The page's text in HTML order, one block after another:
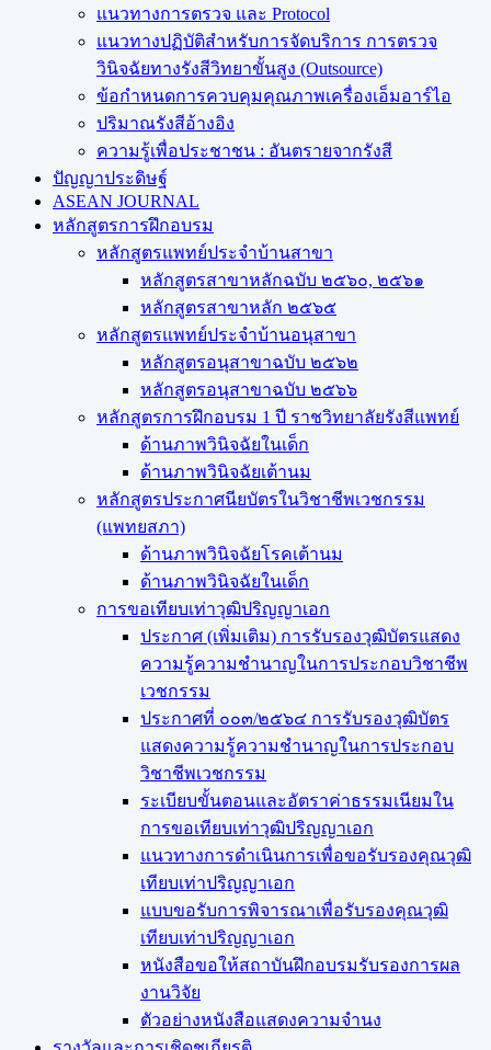
แนวทางการตรวจ และ Protocol
แนวทางปฏิบัติสำหรับการจัดบริการ การตรวจ
วินิจฉัยทางรังสีวิทยาขั้นสูง (Outsource)
ข้อกำหนดการควบคุมคุณภาพเครื่องเอ็มอาร์ไอ
ปริมาณรังสีอ้างอิง
ความรู้เพื่อประชาชน : อันตรายจากรังสี
ปัญญาประดิษฐ์
ASEAN JOURNAL
หลักสูตรการฝึกอบรม
หลักสูตรแพทย์ประจำบ้านสาขา
หลักสูตรสาขาหลักฉบับ ๒๕๖๐, ๒๕๖๑
หลักสูตรสาขาหลัก ๒๕๖๕
หลักสูตรแพทย์ประจำบ้านอนุสาขา
หลักสูตรอนุสาขาฉบับ ๒๕๖๒
หลักสูตรอนุสาขาฉบับ ๒๕๖๖
หลักสูตรการฝึกอบรม 1 ปี ราชวิทยาลัยรังสีแพทย์
ด้านภาพวินิจฉัยในเด็ก
ด้านภาพวินิจฉัยเต้านม
หลักสูตรประกาศนียบัตรในวิชาชีพเวชกรรม
(แพทยสภา)
ด้านภาพวินิจฉัยโรคเต้านม
ด้านภาพวินิจฉัยในเด็ก
การขอเทียบเท่า​วุฒิปริญญา​เอก
ประกาศ (เพิ่มเติม) การรับรองวุฒิบัตรแสดง
ความรู้ความชำนาญในการประกอบวิชาชีพ
เวชกรรม
ประกาศที่ ๐๐๓/๒๕๖๔ การรับรองวุฒิบัตร
แสดงความรู้ความชำนาญในการประกอบ
วิชาชีพเวชกรรม
ระเบียบขั้นตอนและอัตราค่าธรรมเนียมใน
การขอเทียบเท่าวุฒิปริญญาเอก
แนวทางการดำเนินการเพื่อขอรับรองคุณวุฒิ
เทียบเท่าปริญญาเอก
แบบขอรับการพิจารณาเพื่อรับรองคุณวุฒิ
เทียบเท่าปริญญาเอก
หนังสือขอให้สถาบันฝึกอบรมรับรองการผล
งานวิจัย
ตัวอย่างหนังสือแสดงความจำนง